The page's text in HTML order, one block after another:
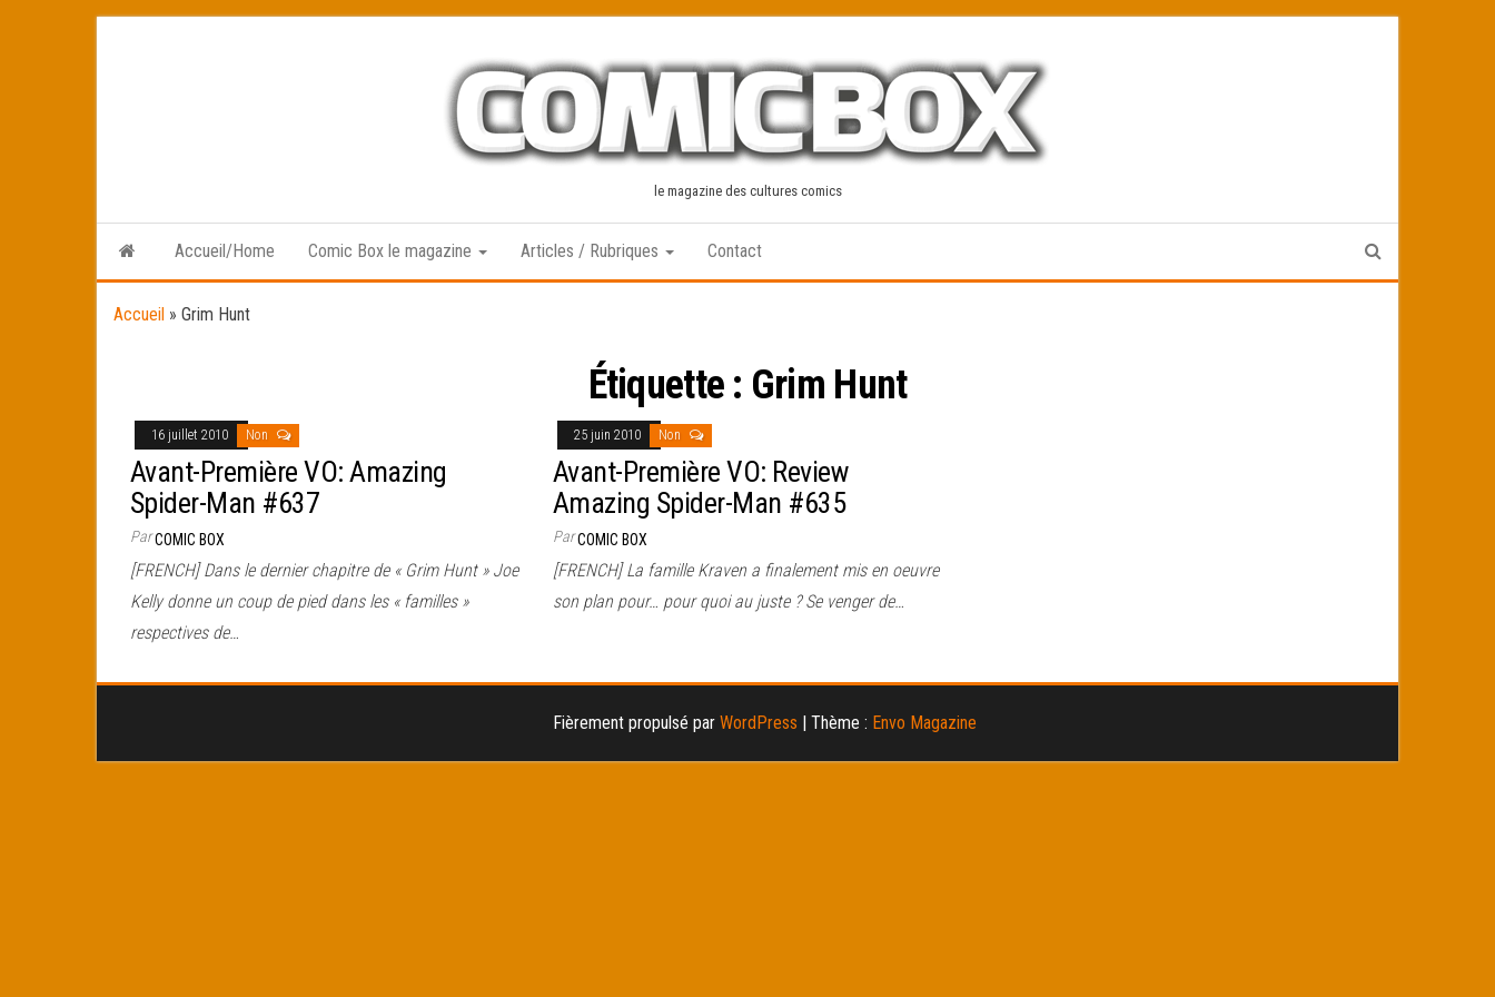
le magazine des cultures comics
Accueil/Home Comic Box le magazine Articles / Rubriques Contact
Accueil » Grim Hunt
Étiquette : Grim Hunt
16 juillet 2010 Non
Avant-Première VO: Amazing
Spider-Man #637
ParCOMIC BOX
[FRENCH] Dans le dernier chapitre de « Grim Hunt » Joe
Kelly donne un coup de pied dans les « familles »
respectives de…
25 juin 2010 Non
Avant-Première VO: Review
Amazing Spider-Man #635
ParCOMIC BOX
[FRENCH] La famille Kraven a finalement mis en oeuvre
son plan pour… pour quoi au juste ? Se venger de…
Fièrement propulsé par WordPress | Thème : Envo Magazine